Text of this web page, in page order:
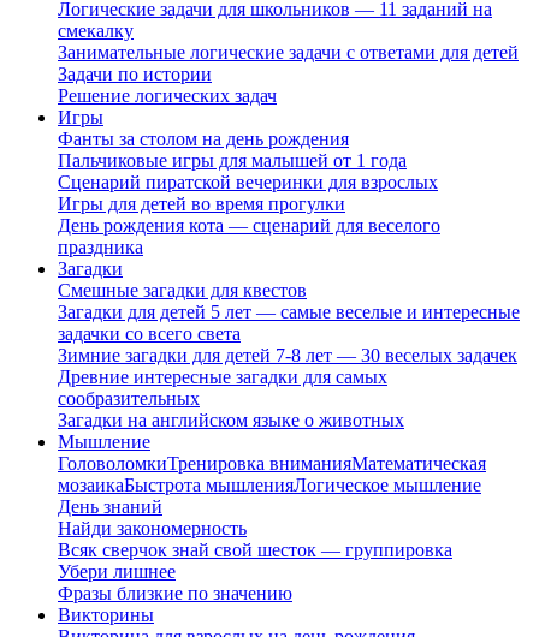
Логические задачи для школьников — 11 заданий на
смекалку
Занимательные логические задачи с ответами для детей
Задачи по истории
Решение логических задач
Игры
Фанты за столом на день рождения
Пальчиковые игры для малышей от 1 года
Сценарий пиратской вечеринки для взрослых
Игры для детей во время прогулки
День рождения кота — сценарий для веселого
праздника
Загадки
Смешные загадки для квестов
Загадки для детей 5 лет — самые веселые и интересные
задачки со всего света
Зимние загадки для детей 7-8 лет — 30 веселых задачек
Древние интересные загадки для самых
сообразительных
Загадки на английском языке о животных
Мышление
ГоловоломкиТренировка вниманияМатематическая
мозаикаБыстрота мышленияЛогическое мышление
День знаний
Найди закономерность
Всяк сверчок знай свой шесток — группировка
Убери лишнее
Фразы близкие по значению
Викторины